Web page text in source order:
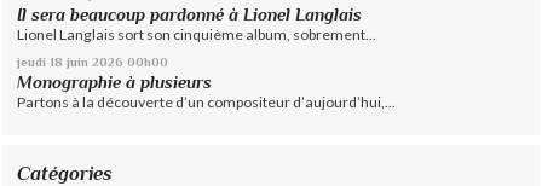
Il sera beaucoup pardonné à Lionel Langlais
Lionel Langlais sort son cinquième album, sobrement...
jeudi 18 juin 2026 00h00
Monographie à plusieurs
Partons à la découverte d’un compositeur d’aujourd’hui,...
Catégories